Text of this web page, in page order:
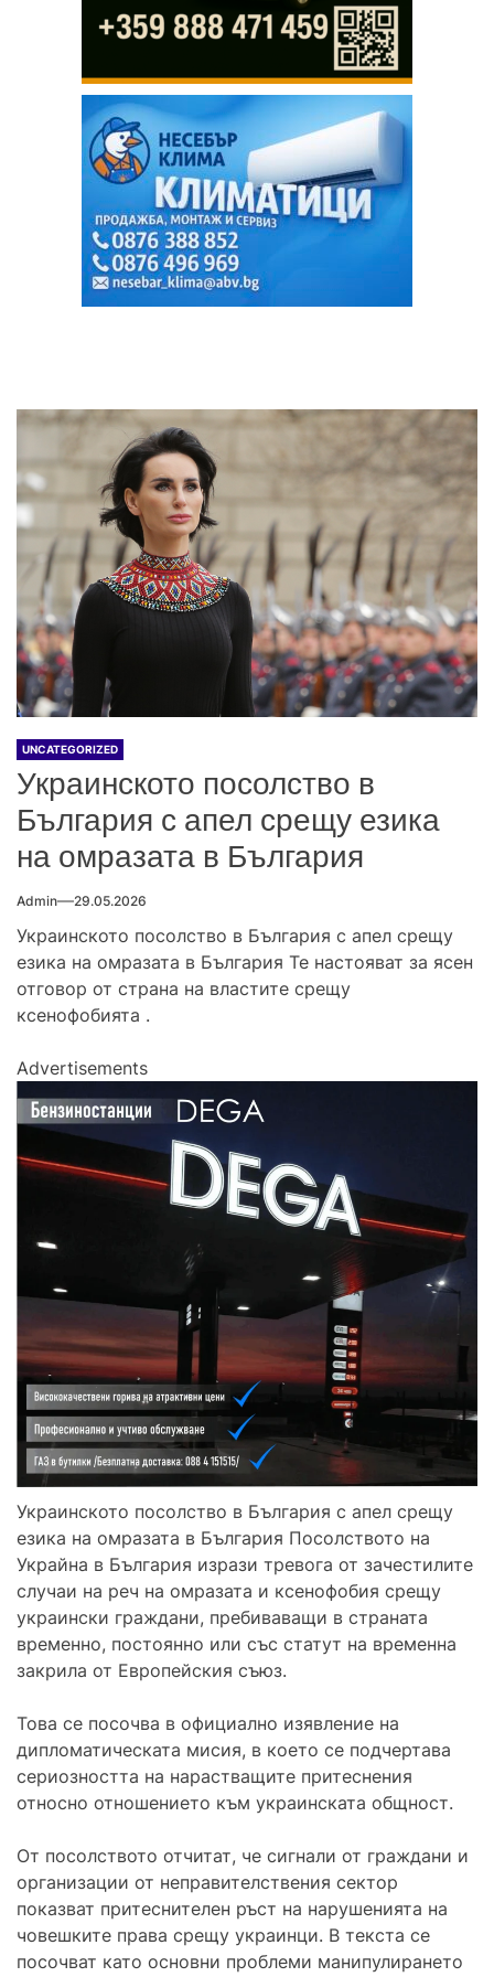
UNCATEGORIZED
Украинското посолство в
България с апел срещу езика
на омразата в България
Admin 29.05.2026
Украинското посолство в България с апел срещу
езика на омразата в България Те настояват за ясен
отговор от страна на властите срещу
ксенофобията .
Advertisements
Украинското посолство в България с апел срещу
езика на омразата в България Посолството на
Украйна в България изрази тревога от зачестилите
случаи на реч на омразата и ксенофобия срещу
украински граждани, пребиваващи в страната
временно, постоянно или със статут на временна
закрила от Европейския съюз.
Това се посочва в официално изявление на
дипломатическата мисия, в което се подчертава
сериозността на нарастващите притеснения
относно отношението към украинската общност.
От посолството отчитат, че сигнали от граждани и
организации от неправителствения сектор
показват притеснителен ръст на нарушенията на
човешките права срещу украинци. В текста се
посочват като основни проблеми манипулирането